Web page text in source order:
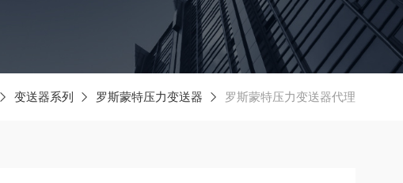
变送器系列 罗斯蒙特压力变送器 罗斯蒙特压力变送器代理